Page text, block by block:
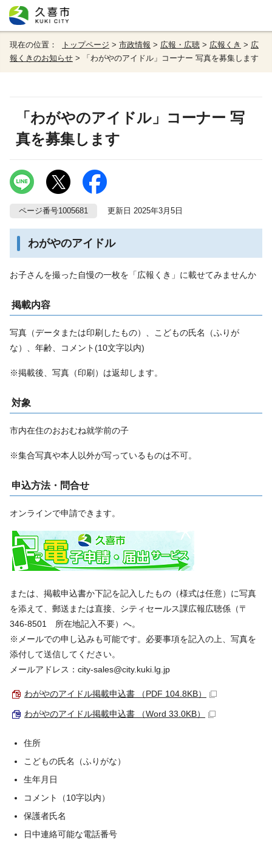
現在の位置： トップページ > 市政情報 > 広報・広聴 > 広報くき > 広
報くきのお知らせ > 「わがやのアイドル」コーナー 写真を募集します
「わがやのアイドル」コーナー 写
真を募集します
ページ番号1005681 更新日 2025年3月5日
わがやのアイドル
お子さんを撮った自慢の一枚を「広報くき」に載せてみませんか
掲載内容
写真（データまたは印刷したもの）、こどもの氏名（ふりが
な）、年齢、コメント(10文字以内)
※掲載後、写真（印刷）は返却します。
対象
市内在住のおおむね就学前の子
※集合写真や本人以外が写っているものは不可。
申込方法・問合せ
オンラインで申請できます。
または、掲載申込書か下記を記入したもの（様式は任意）に写真
を添えて、郵送または直接、シティセールス課広報広聴係（〒
346-8501 所在地記入不要）へ。
※メールでの申し込みも可能です。必要事項を記入の上、写真を
添付して送信してください。
メールアドレス：city-sales@city.kuki.lg.jp
わがやのアイドル掲載申込書 （PDF 104.8KB）
わがやのアイドル掲載申込書 （Word 33.0KB）
住所
こどもの氏名（ふりがな）
生年月日
コメント（10字以内）
保護者氏名
日中連絡可能な電話番号